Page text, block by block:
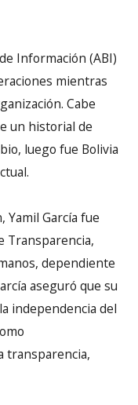
Información (ABI)
mientras
Cabe
un historial de
luego fue Bolivia
Yamil García fue
Transparencia,
dependiente
aseguró que su
independencia del
transparencia,